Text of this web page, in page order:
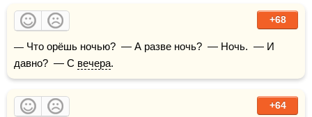
+68
— Что орёшь ночью?  — А разве ночь?  — Ночь.  — И
давно?  — С вечера.
+64